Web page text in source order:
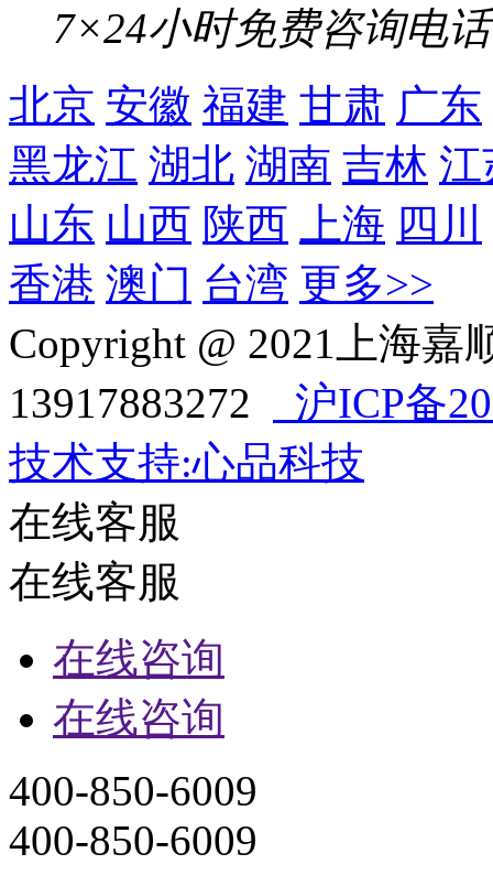
7×24小时免费咨询电话
北京 安徽 福建 甘肃 广东
黑龙江 湖北 湖南 吉林 江
山东 山西 陕西 上海 四川
香港 澳门 台湾 更多>>
Copyright @ 2021上海
13917883272
沪ICP备
技术支持:心品科技
在线客服
在线客服
在线咨询
在线咨询
400-850-6009
400-850-6009